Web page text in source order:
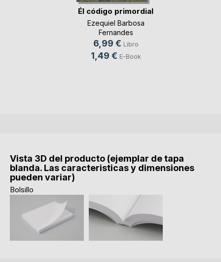
Él código primordial
Ezequiel Barbosa
Fernandes
6,99 € Libro
1,49 € E-Book
Vista 3D del producto (ejemplar de tapa
blanda. Las caracteristicas y dimensiones
pueden variar)
Bolsillo